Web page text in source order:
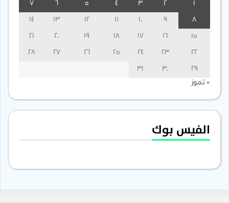
3
13
14
15
16
17
18
19
20
21
22
23
24
25
26
27
28
29
30
31
« تموز
الفيس بوك